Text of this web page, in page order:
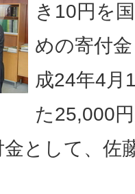
き10円を
めの寄付
成24年4月
た25,000
として、佐